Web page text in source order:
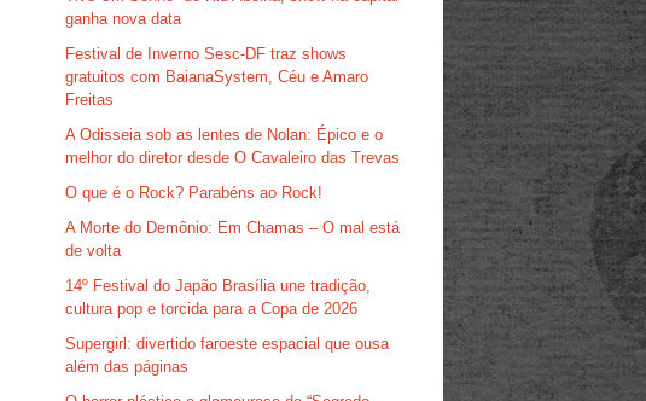
ganha nova data
Festival de Inverno Sesc-DF traz shows
gratuitos com BaianaSystem, Céu e Amaro
Freitas
A Odisseia sob as lentes de Nolan: Épico e o
melhor do diretor desde O Cavaleiro das Trevas
O que é o Rock? Parabéns ao Rock!
A Morte do Demônio: Em Chamas – O mal está
de volta
14º Festival do Japão Brasília une tradição,
cultura pop e torcida para a Copa de 2026
Supergirl: divertido faroeste espacial que ousa
além das páginas